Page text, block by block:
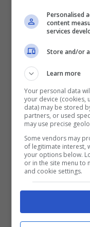
considerare i limiti
Non esiste
domanda
pedalare ogni
regolarità
sappiamo
Potremmo
andare al
Usarla
percorrere
allenamento
Personalised
content
services
Store and/or
Learn more
Your personal data
your device (cookies,
data) may be stored
partners, or used
may use precise
Some vendors may
of legitimate interest,
your options below.
or in the site menu to
and cookie settings.